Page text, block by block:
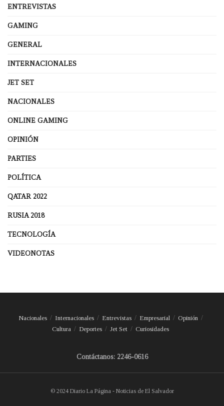
ENTREVISTAS
GAMING
GENERAL
INTERNACIONALES
JET SET
NACIONALES
ONLINE GAMING
OPINIÓN
PARTIES
POLÍTICA
QATAR 2022
RUSIA 2018
TECNOLOGÍA
VIDEONOTAS
Nacionales Internacionales Entrevistas Empresarial
Opinión
Cultura
Deportes Jet Set Curiosidades
Contáctanos: 2246-0616
© 2024 Diario La Página - Noticias de El Salvador